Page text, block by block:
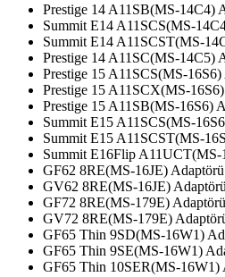
Prestige 14 A11SB(MS-14C4)
Summit E14 A11SCS(MS-
Summit E14 A11SCST(MS-
Prestige 14 A11SC(MS-14C5)
Prestige 15 A11SCS(MS-
Prestige 15 A11SCX(MS-
Prestige 15 A11SB(MS-16S6)
Summit E15 A11SCS(MS-
Summit E15 A11SCST(MS-
Summit E16Flip A11UCT(MS-
GF62 8RE(MS-16JE) Adaptörü
GV62 8RE(MS-16JE) Adaptörü
GF72 8RE(MS-179E) Adaptörü
GV72 8RE(MS-179E)
GF65 Thin 9SD(MS-16W1)
GF65 Thin 9SE(MS-16W1)
GF65 Thin 10SER(MS-16W1)